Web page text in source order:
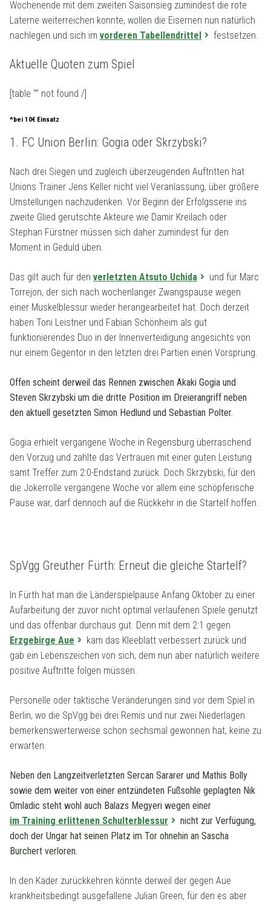
Wochenende mit dem zweiten Saisonsieg zumindest die rote
Laterne weiterreichen konnte, wollen die Eisernen nun natürlich
nachlegen und sich im vorderen Tabellendrittel festsetzen.
Aktuelle Quoten zum Spiel
[table “” not found /]
*bei 10€ Einsatz
1. FC Union Berlin: Gogia oder Skrzybski?
Nach drei Siegen und zugleich überzeugenden Auftritten hat
Unions Trainer Jens Keller nicht viel Veranlassung, über größere
Umstellungen nachzudenken. Vor Beginn der Erfolgsserie ins
zweite Glied gerutschte Akteure wie Damir Kreilach oder
Stephan Fürstner müssen sich daher zumindest für den
Moment in Geduld üben.
Das gilt auch für den verletzten Atsuto Uchida
und für Marc
Torrejon, der sich nach wochenlanger Zwangspause wegen
einer Muskelblessur wieder herangearbeitet hat. Doch derzeit
haben Toni Leistner und Fabian Schönheim als gut
funktionierendes Duo in der Innenverteidigung angesichts von
nur einem Gegentor in den letzten drei Partien einen Vorsprung.
Offen scheint derweil das Rennen zwischen Akaki Gogia und
Steven Skrzybski um die dritte Position im Dreierangriff neben
den aktuell gesetzten Simon Hedlund und Sebastian Polter.
Gogia erhielt vergangene Woche in Regensburg überraschend
den Vorzug und zahlte das Vertrauen mit einer guten Leistung
samt Treffer zum 2:0-Endstand zurück. Doch Skrzybski, für den
die Jokerrolle vergangene Woche vor allem eine schöpferische
Pause war, darf dennoch auf die Rückkehr in die Startelf hoffen.
SpVgg Greuther Fürth: Erneut die gleiche Startelf?
In Fürth hat man die Länderspielpause Anfang Oktober zu einer
Aufarbeitung der zuvor nicht optimal verlaufenen Spiele genutzt
und das offenbar durchaus gut. Denn mit dem 2:1 gegen
Erzgebirge Aue
kam das Kleeblatt verbessert zurück und
gab ein Lebenszeichen von sich, dem nun aber natürlich weitere
positive Auftritte folgen müssen.
Personelle oder taktische Veränderungen sind vor dem Spiel in
Berlin, wo die SpVgg bei drei Remis und nur zwei Niederlagen
bemerkenswerterweise schon sechsmal gewonnen hat, keine zu
erwarten.
Neben den Langzeitverletzten Sercan Sararer und Mathis Bolly
sowie dem weiter von einer entzündeten Fußsohle geplagten Nik
Omladic steht wohl auch Balazs Megyeri wegen einer
im Training erlittenen Schulterblessur
nicht zur Verfügung,
doch der Ungar hat seinen Platz im Tor ohnehin an Sascha
Burchert verloren.
In den Kader zurückkehren könnte derweil der gegen Aue
krankheitsbedingt ausgefallene Julian Green, für den es aber